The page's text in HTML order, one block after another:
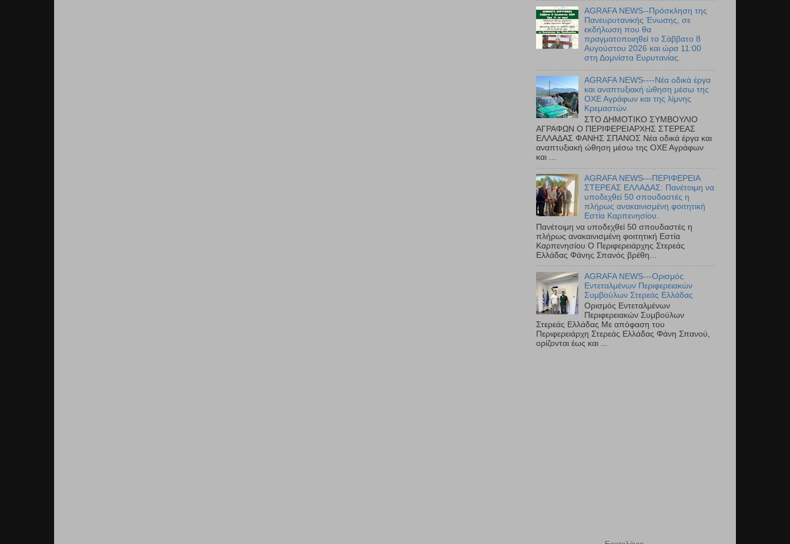
AGRAFA NEWS--Πρόσκληση της
Πανευρυτανικής Ένωσης, σε
εκδήλωση που θα
πραγματοποιηθεί το Σάββατο 8
Αυγούστου 2026 και ώρα 11:00
στη Δομνίστα Ευρυτανίας.
AGRAFA NEWS----Νέα οδικά έργα
και αναπτυξιακή ώθηση μέσω της
ΟΧΕ Αγράφων και της λίμνης
Κρεμαστών.
ΣΤΟ ΔΗΜΟΤΙΚΟ ΣΥΜΒΟΥΛΙΟ
ΑΓΡΑΦΩΝ Ο ΠΕΡΙΦΕΡΕΙΑΡΧΗΣ ΣΤΕΡΕΑΣ
ΕΛΛΑΔΑΣ ΦΑΝΗΣ ΣΠΑΝΟΣ Νέα οδικά έργα και
αναπτυξιακή ώθηση μέσω της ΟΧΕ Αγράφων
και ...
AGRAFA NEWS---ΠΕΡΙΦΕΡΕΙΑ
ΣΤΕΡΕΑΣ ΕΛΛΑΔΑΣ: Πανέτοιμη να
υποδεχθεί 50 σπουδαστές η
πλήρως ανακαινισμένη φοιτητική
Εστία Καρπενησίου.
Πανέτοιμη να υποδεχθεί 50 σπουδαστές η
πλήρως ανακαινισμένη φοιτητική Εστία
Καρπενησίου Ο Περιφερειάρχης Στερεάς
Ελλάδας Φάνης Σπανός βρέθη...
AGRAFA NEWS---Ορισμός
Εντεταλμένων Περιφερειακών
Συμβούλων Στερεάς Ελλάδας
Ορισμός Εντεταλμένων
Περιφερειακών Συμβούλων
Στερεάς Ελλάδας Με απόφαση του
Περιφερειάρχη Στερεάς Ελλάδας Φάνη Σπανού,
ορίζονται έως και ...